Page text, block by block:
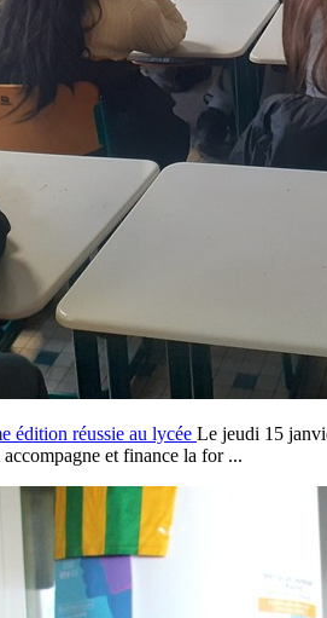
édition réussie au lycée Le jeudi 15
et finance la for ...